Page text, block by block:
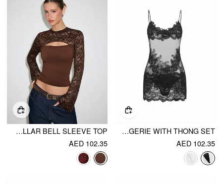
V-NECK FLORAL LACE UNDERWIRE LINGERIE WITH THONG SET
AED 102.35
FLORAL LACE STAND COLLAR BELL SLEEVE TOP
AED 102.35